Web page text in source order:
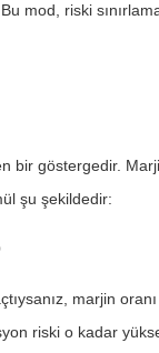
mod, riski
bir göstergedir.
şu şekildedir:
marjin
riski o kadar